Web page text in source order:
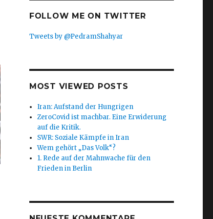
FOLLOW ME ON TWITTER
Tweets by @PedramShahyar
MOST VIEWED POSTS
Iran: Aufstand der Hungrigen
ZeroCovid ist machbar. Eine Erwiderung
auf die Kritik.
SWR: Soziale Kämpfe in Iran
Wem gehört „Das Volk“?
1. Rede auf der Mahnwache für den
Frieden in Berlin